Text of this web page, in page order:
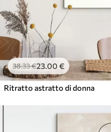
38.33€23.00 €
Ritratto astratto di donna